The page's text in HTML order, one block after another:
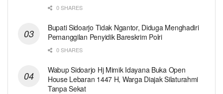
0 SHARES
Bupati Sidoarjo Tidak Ngantor, Diduga Menghadiri
Pemanggilan Penyidik Bareskrim Polri
0 SHARES
Wabup Sidoarjo Hj Mimik Idayana Buka Open
House Lebaran 1447 H, Warga Diajak Silaturahmi
Tanpa Sekat